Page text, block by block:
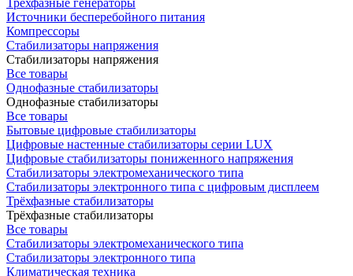
Трехфазные генераторы
Источники бесперебойного питания
Компрессоры
Стабилизаторы напряжения
Стабилизаторы напряжения
Все товары
Однофазные стабилизаторы
Однофазные стабилизаторы
Все товары
Бытовые цифровые стабилизаторы
Цифровые настенные стабилизаторы серии LUX
Цифровые стабилизаторы пониженного напряжения
Стабилизаторы электромеханического типа
Стабилизаторы электронного типа с цифровым дисплеем
Трёхфазные стабилизаторы
Трёхфазные стабилизаторы
Все товары
Стабилизаторы электромеханического типа
Стабилизаторы электронного типа
Климатическая техника